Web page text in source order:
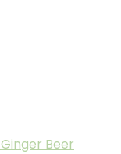
Beer